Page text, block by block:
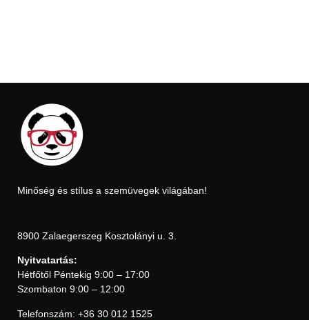
Minőség és stílus a szemüvegek világában!
8900 Zalaegerszeg Kosztolányi u. 3.
Nyitvatartás:
Hétfőtől Péntekig 9:00 – 17:00
Szombaton 9:00 – 12:00
Telefonszám: +36 30 012 1525